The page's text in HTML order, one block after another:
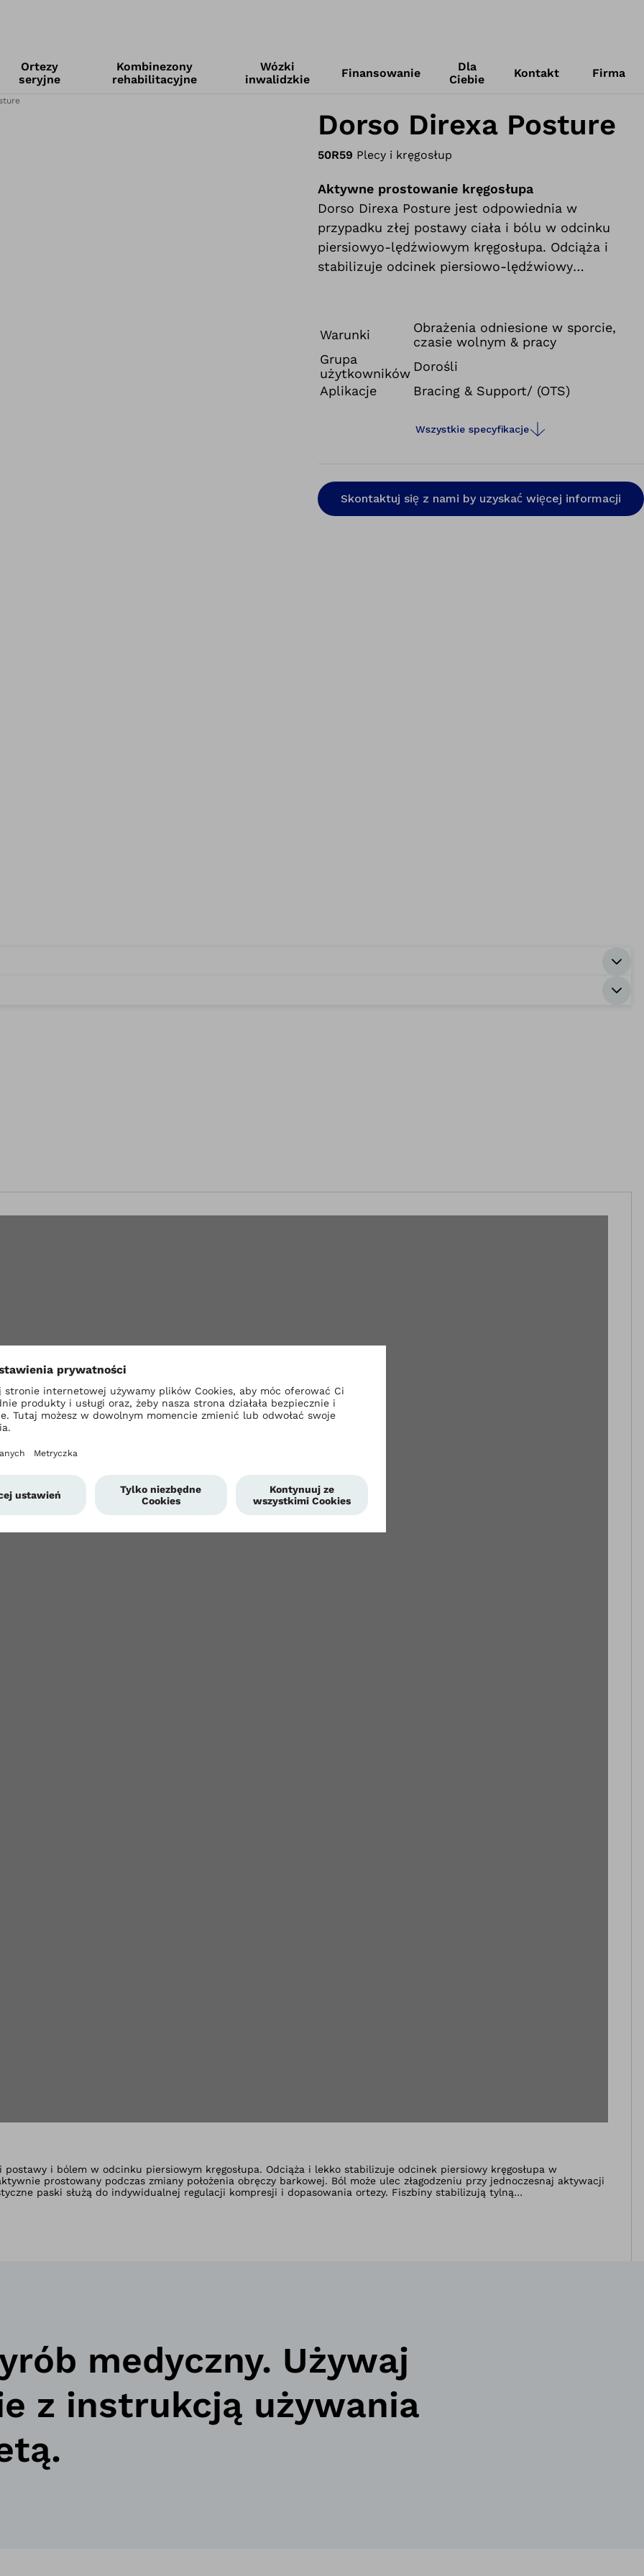
Ortezy
seryjne
Kombinezony
rehabilitacyjne
Wózki
inwalidzkie
Finansowanie
Dla
Ciebie
Kontakt Firma
Dorso Direxa Posture
50R59 Plecy i kręgosłup
Aktywne prostowanie kręgosłupa
Dorso Direxa Posture jest odpowiednia w
przypadku złej postawy ciała i bólu w odcinku
piersiowyo-lędźwiowym kręgosłupa. Odciąża i
stabilizuje odcinek piersiowo-lędźwiowy
może ulec złagodzeniu przy jednoczesnaj aktywacji
mięśni pleców, co powoduje efekt treningu.
Warunki
Obrażenia odniesione w sporcie,
czasie wolnym & pracy
Grupa
użytkowników Dorośli
Aplikacje
Bracing & Support/ (OTS)
Wszystkie specyfikacje
Skontaktuj się z nami by uzyskać więcej informacji
Galeria
i bólem w odcinku piersiowym kręgosłupa. Odciąża i lekko stabilizuje odcinek piersiowy kręgosłupa w
prostowany podczas zmiany położenia obręczy barkowej. Ból może ulec złagodzeniu przy jednoczesnaj aktywacji
paski służą do indywidualnej regulacji kompresji i dopasowania ortezy. Fiszbiny stabilizują tylną
połącznia jej z gorsetami 50R50, 50R51, 50R52, 50R54. Podmiot prowadzący reklamę: Otto Bock Polska sp. z o.o.
medyczny. Używaj
z instrukcją używania